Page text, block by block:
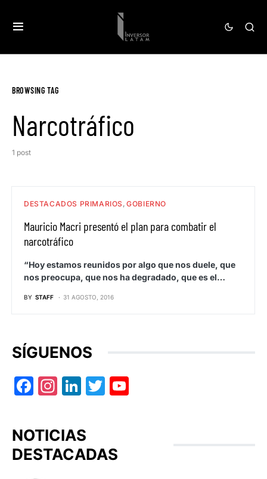
BROWSING TAG
Narcotráfico
1 post
DESTACADOS PRIMARIOS GOBIERNO
Mauricio Macri presentó el plan para combatir el
narcotráfico
“Hoy estamos reunidos por algo que nos duele, que
nos preocupa, que nos ha degradado, que es el…
BY STAFF 31 AGOSTO, 2016
SÍGUENOS
Facebook
Instagram
LinkedIn
Twitter
NOTICIAS
DESTACADAS